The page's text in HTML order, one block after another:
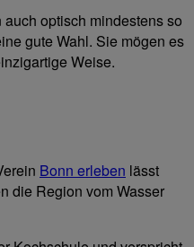
auch optisch mindestens so
gute Wahl. Sie mögen es
Weise.
Bonn erleben lässt
die Region vom Wasser